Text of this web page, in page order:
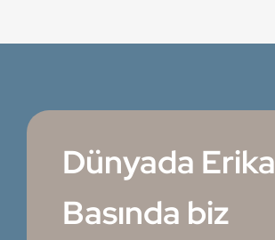
Dünyada Erika
Basında biz